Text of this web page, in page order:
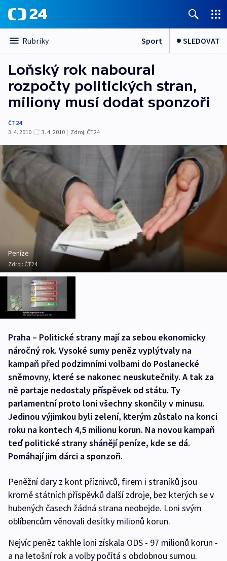
Rubriky Sport SLEDOVAT
Loňský rok naboural
rozpočty politických stran,
miliony musí dodat sponzoři
ČT24
3. 4. 2010
3. 4. 2010 | Zdroj: ČT24
Peníze
Zdroj: ČT24
Praha – Politické strany mají za sebou ekonomicky
náročný rok. Vysoké sumy peněz vyplýtvaly na
kampaň před podzimními volbami do Poslanecké
sněmovny, které se nakonec neuskutečnily. A tak za
ně partaje nedostaly příspěvek od státu. Ty
parlamentní proto loni všechny skončily v minusu.
Jedinou výjimkou byli zelení, kterým zůstalo na konci
roku na kontech 4,5 milionu korun. Na novou kampaň
teď politické strany shánějí peníze, kde se dá.
Pomáhají jim dárci a sponzoři.
Peněžní dary z kont příznivců, firem i straníků jsou
kromě státních příspěvků další zdroje, bez kterých se v
hubených časech žádná strana neobejde. Loni svým
oblíbencům věnovali desítky milionů korun.
Nejvíc peněz takhle loni získala ODS - 97 milionů korun -
a na letošní rok a volby počítá s obdobnou sumou.